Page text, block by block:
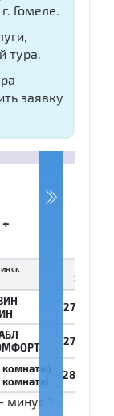
Гомеле.
тура.
заявку
2-мест.
27 000
27 400
28 900
1